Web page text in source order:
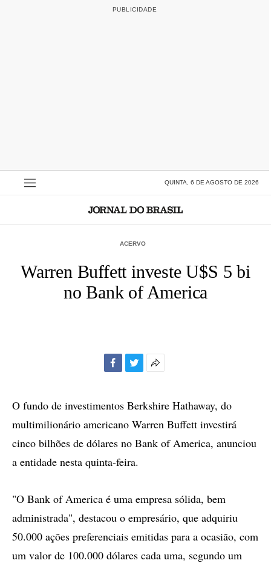
QUINTA, 6 DE AGOSTO DE 2026
ACERVO
Warren Buffett investe U$S 5 bi
no Bank of America
compartilhamento
O fundo de investimentos Berkshire Hathaway, do
multimilionário americano Warren Buffett investirá
cinco bilhões de dólares no Bank of America, anunciou
a entidade nesta quinta-feira.
"O Bank of America é uma empresa sólida, bem
administrada", destacou o empresário, que adquiriu
50.000 ações preferenciais emitidas para a ocasião, com
um valor de 100.000 dólares cada uma, segundo um